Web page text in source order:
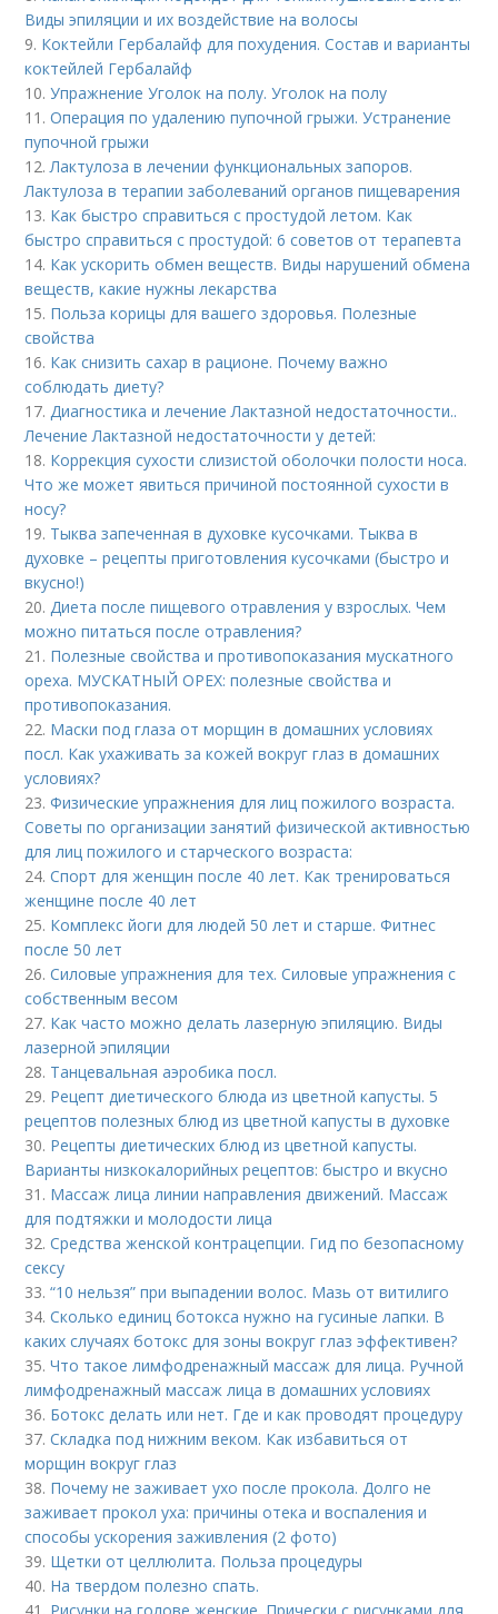
Виды эпиляции и их воздействие на волосы
9. Коктейли Гербалайф для похудения. Состав и варианты
коктейлей Гербалайф
10.Упражнение Уголок на полу. Уголок на полу
11.Операция по удалению пупочной грыжи. Устранение
пупочной грыжи
12.Лактулоза в лечении функциональных запоров.
Лактулоза в терапии заболеваний органов пищеварения
13. Как быстро справиться с простудой летом. Как
быстро справиться с простудой: 6 советов от терапевта
14. Как ускорить обмен веществ. Виды нарушений обмена
веществ, какие нужны лекарства
15. Польза корицы для вашего здоровья. Полезные
свойства
16. Как снизить сахар в рационе. Почему важно
соблюдать диету?
17.Диагностика и лечение Лактазной недостаточности..
Лечение Лактазной недостаточности у детей:
18. Коррекция сухости слизистой оболочки полости носа.
Что же может явиться причиной постоянной сухости в
носу?
19. Тыква запеченная в духовке кусочками. Тыква в
духовке – рецепты приготовления кусочками (быстро и
вкусно!)
20.Диета после пищевого отравления у взрослых. Чем
можно питаться после отравления?
21. Полезные свойства и противопоказания мускатного
ореха. МУСКАТНЫЙ ОРЕХ: полезные свойства и
противопоказания.
22. Маски под глаза от морщин в домашних условиях
посл. Как ухаживать за кожей вокруг глаз в домашних
условиях?
23.Физические упражнения для лиц пожилого возраста.
Советы по организации занятий физической активностью
для лиц пожилого и старческого возраста:
24.Спорт для женщин после 40 лет. Как тренироваться
женщине после 40 лет
25. Комплекс йоги для людей 50 лет и старше. Фитнес
после 50 лет
26.Силовые упражнения для тех. Силовые упражнения с
собственным весом
27. Как часто можно делать лазерную эпиляцию. Виды
лазерной эпиляции
28. Танцевальная аэробика посл.
29. Рецепт диетического блюда из цветной капусты. 5
рецептов полезных блюд из цветной капусты в духовке
30. Рецепты диетических блюд из цветной капусты.
Варианты низкокалорийных рецептов: быстро и вкусно
31. Массаж лица линии направления движений. Массаж
для подтяжки и молодости лица
32.Средства женской контрацепции. Гид по безопасному
сексу
33.“10 нельзя” при выпадении волос. Мазь от витилиго
34.Сколько единиц ботокса нужно на гусиные лапки. В
каких случаях ботокс для зоны вокруг глаз эффективен?
35.Что такое лимфодренажный массаж для лица. Ручной
лимфодренажный массаж лица в домашних условиях
36. Ботокс делать или нет. Где и как проводят процедуру
37.Складка под нижним веком. Как избавиться от
морщин вокруг глаз
38. Почему не заживает ухо после прокола. Долго не
заживает прокол уха: причины отека и воспаления и
способы ускорения заживления (2 фото)
39. Щетки от целлюлита. Польза процедуры
40. На твердом полезно спать.